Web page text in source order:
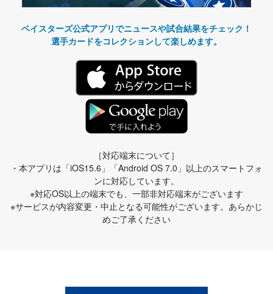
ベイスターズ公式アプリでニュースや試合結果をチェック！
選手カードをコレクションして楽しめます。
［対応端末について］
・本アプリは「iOS15.6」「Android OS 7.0」以上のスマートフォ
ンに対応しています。
※対応OS以上の端末でも、一部非対応端末がございます
※サービスが内容変更・中止となる可能性がございます。あらかじ
めご了承ください